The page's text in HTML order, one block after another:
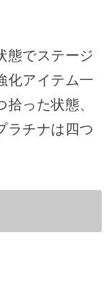
態でステージ
化アイテム一
った状態、
ラチナは四つ